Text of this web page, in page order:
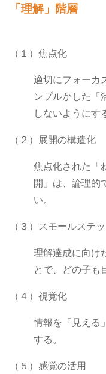
「理解」階層
（１）焦点化
適切にフォーカ
ンプルかした「
しないようにす
（２）展開の構造化
焦点化された「
開」は、論理的
い。
（３）スモールステ
理解達成に向け
とで、どの子も
（４）視覚化
情報を「見える
する。
（５）感覚の活用